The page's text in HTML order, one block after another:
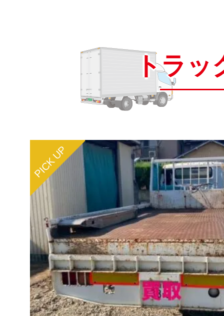
トラ
PICK UP